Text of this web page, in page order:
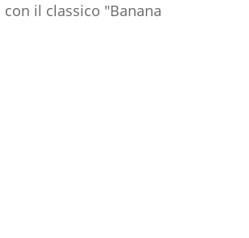
con il classico "Banana